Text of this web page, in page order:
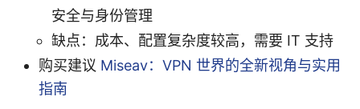
安全与身份管理
缺点：成本、配置复杂度较高，需要 IT 支持
购买建议 Miseav：VPN 世界的全新视角与实用
指南